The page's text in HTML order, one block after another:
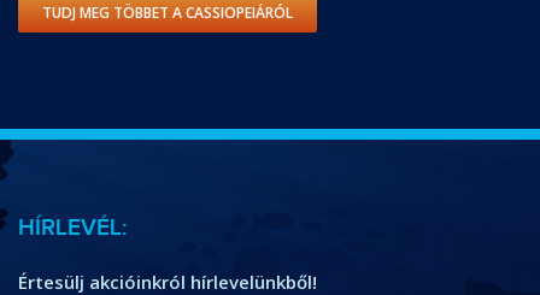
TUDJ MEG TÖBBET A CASSIOPEIÁRÓL
HÍRLEVÉL:
Értesülj akcióinkról hírlevelünkből!